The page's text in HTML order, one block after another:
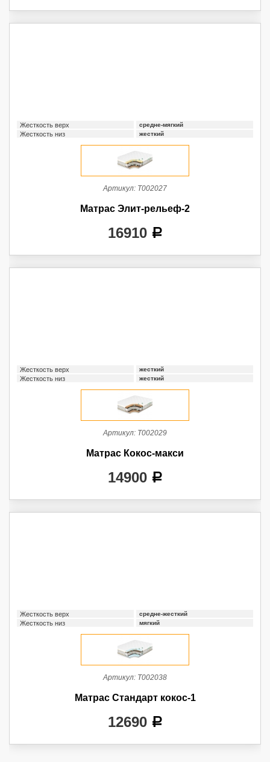
Жесткость верх средне-мягкий
Жесткость низ жесткий
Артикул: Т002027
Матрас Элит-рельеф-2
16910 a
Жесткость верх жесткий
Жесткость низ жесткий
Артикул: Т002029
Матрас Кокос-макси
14900 a
Жесткость верх средне-жесткий
Жесткость низ мягкий
Артикул: Т002038
Матрас Стандарт кокос-1
12690 a